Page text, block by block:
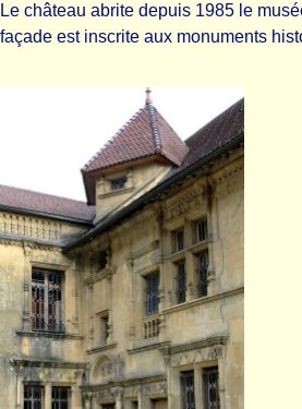
Le château abrite depuis 1985 le
façade est inscrite aux monuments